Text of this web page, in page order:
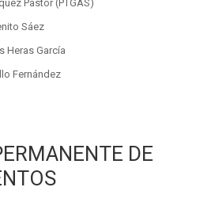
Pastor (PTGAS)
Sáez
Heras García
Fernández
DE